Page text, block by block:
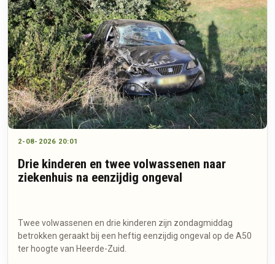
2-08-2026 20:01
Drie kinderen en twee volwassenen naar
ziekenhuis na eenzijdig ongeval
Twee volwassenen en drie kinderen zijn zondagmiddag
betrokken geraakt bij een heftig eenzijdig ongeval op de A50
ter hoogte van Heerde-Zuid.